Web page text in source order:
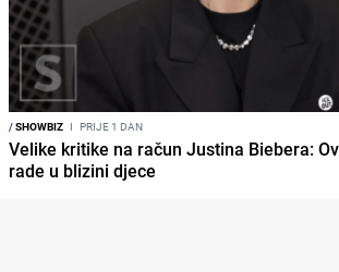
/SHOWBIZ I PRIJE 1 DAN
Velike kritike na račun Justina Biebera:
rade u blizini djece